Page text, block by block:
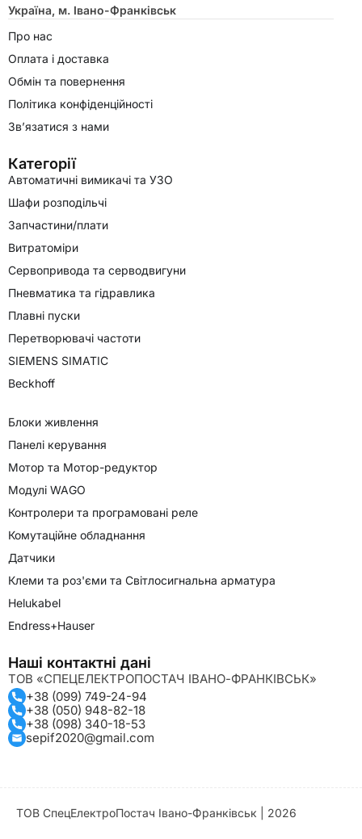
Україна, м. Івано-Франківськ
Про нас
Оплата і доставка
Обмін та повернення
Політика конфіденційності
Зв’язатися з нами
Категорії
Автоматичні вимикачі та УЗО
Шафи розподільчі
Запчастини/плати
Витратоміри
Сервопривода та серводвигуни
Пневматика та гідравлика
Плавні пуски
Перетворювачі частоти
SIEMENS SIMATIC
Beckhoff
Блоки живлення
Панелі керування
Мотор та Мотор-редуктор
Модулі WAGO
Контролери та програмовані реле
Комутаційне обладнання
Датчики
Клеми та роз'єми та Світлосигнальна арматура
Helukabel
Endress+Hauser
Наші контактні дані
ТОВ «СПЕЦЕЛЕКТРОПОСТАЧ ІВАНО-ФРАНКІВСЬК»
+38 (099) 749-24-94
+38 (050) 948-82-18
+38 (098) 340-18-53
sepif2020@gmail.com
ТОВ СпецЕлектроПостач Івано-Франківськ | 2026